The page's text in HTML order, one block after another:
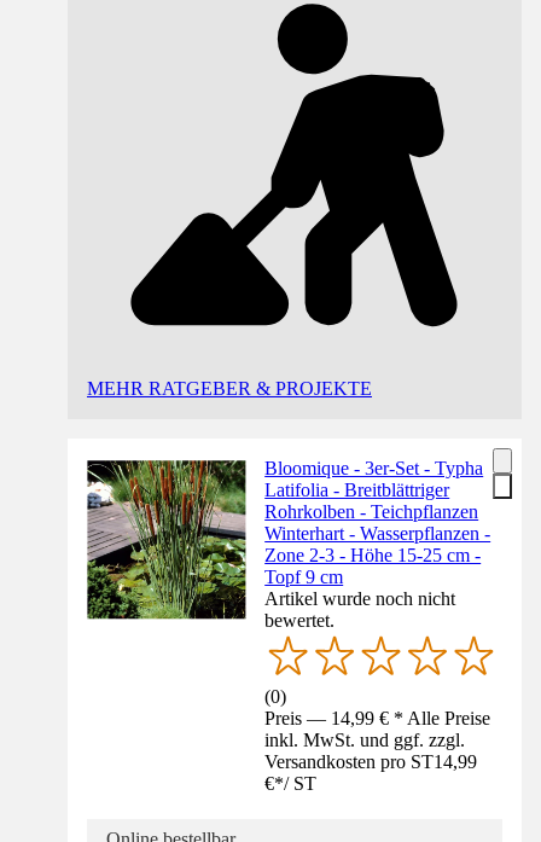
MEHR RATGEBER & PROJEKTE
Bloomique - 3er-Set - Typha
Latifolia - Breitblättriger
Rohrkolben - Teichpflanzen
Winterhart - Wasserpflanzen -
Zone 2-3 - Höhe 15-25 cm -
Topf 9 cm
Artikel wurde noch nicht
bewertet.
(0)
Preis — 14,99 € * Alle Preise
inkl. MwSt. und ggf. zzgl.
Versandkosten pro ST14,99
€*/ ST